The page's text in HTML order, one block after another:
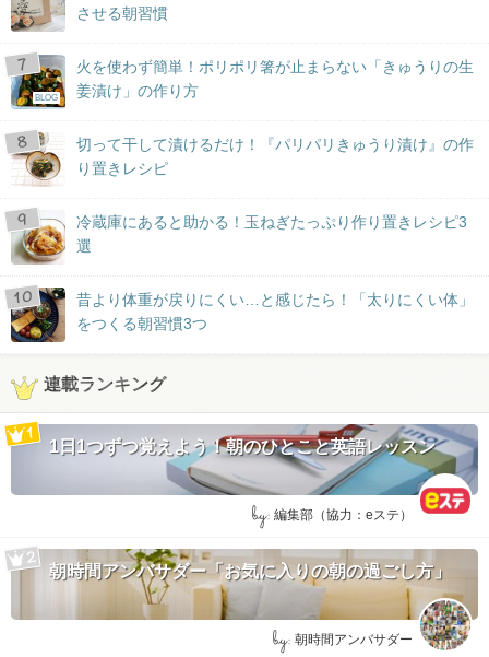
させる朝習慣
BLOG
火を使わず簡単！ポリポリ箸が止まらない「きゅうりの生
姜漬け」の作り方
切って干して漬けるだけ！『パリパリきゅうり漬け』の作
り置きレシピ
冷蔵庫にあると助かる！玉ねぎたっぷり作り置きレシピ3
選
昔より体重が戻りにくい…と感じたら！「太りにくい体」
をつくる朝習慣3つ
連載ランキング
1日1つずつ覚えよう！朝のひとこと英語レッスン
by: 編集部（協力：eステ）
朝時間アンバサダー「お気に入りの朝の過ごし方」
by: 朝時間アンバサダー